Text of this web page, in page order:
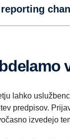
lahko
predpisov.
izvedejo